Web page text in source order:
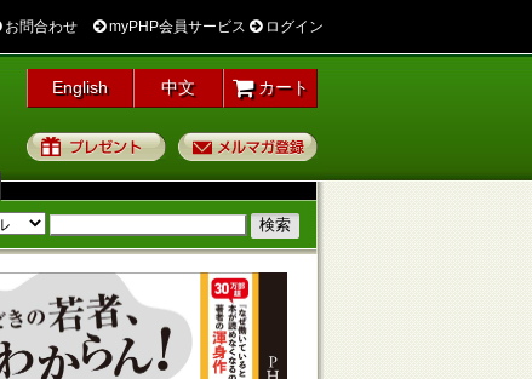
お問合わせ myPHP会員サービス ログイン
English 中文 カート
プレゼント